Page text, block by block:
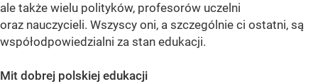
ale także wielu polityków, profesorów uczelni
oraz nauczycieli. Wszyscy oni, a szczególnie ci ostatni, są
współodpowiedzialni za stan edukacji.
Mit dobrej polskiej edukacji